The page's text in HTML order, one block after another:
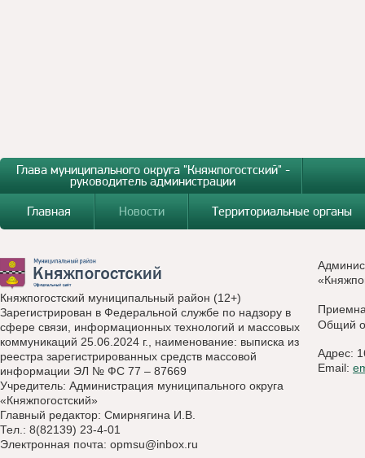
Глава муниципального округа "Княжпогостский" -
руководитель администрации
Главная
Новости Территориальные органы
Княжпогостский муниципальный район (12+)
Зарегистрирован в Федеральной службе по надзору в
сфере связи, информационных технологий и массовых
коммуникаций 25.06.2024 г., наименование: выписка из
реестра зарегистрированных средств массовой
информации ЭЛ № ФС 77 – 87669
Учредитель: Администрация муниципального округа
«Княжпогостский»
Главный редактор: Смирнягина И.В.
Тел.: 8(82139) 23-4-01
Электронная почта: opmsu@inbox.ru
Общий
Адрес:
Email: